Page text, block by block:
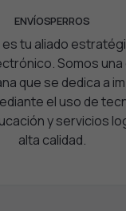
ENVÍOSPERROS
tu aliado
Somos
que se dedica a
el uso de
y servicios
alta calidad.